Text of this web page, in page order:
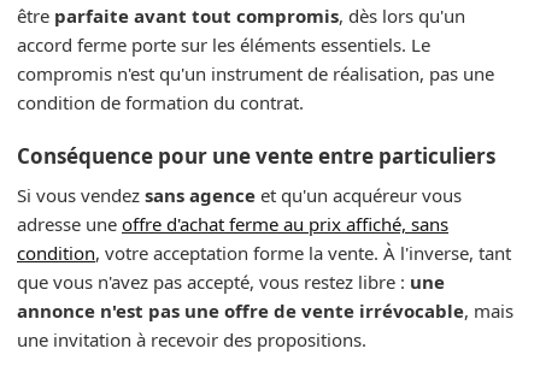
être parfaite avant tout compromis, dès lors qu'un
accord ferme porte sur les éléments essentiels. Le
compromis n'est qu'un instrument de réalisation, pas une
condition de formation du contrat.
Conséquence pour une vente entre particuliers
Si vous vendez sans agence et qu'un acquéreur vous
adresse une offre d'achat ferme au prix affiché, sans
condition, votre acceptation forme la vente. À l'inverse, tant
que vous n'avez pas accepté, vous restez libre : une
annonce n'est pas une offre de vente irrévocable, mais
une invitation à recevoir des propositions.